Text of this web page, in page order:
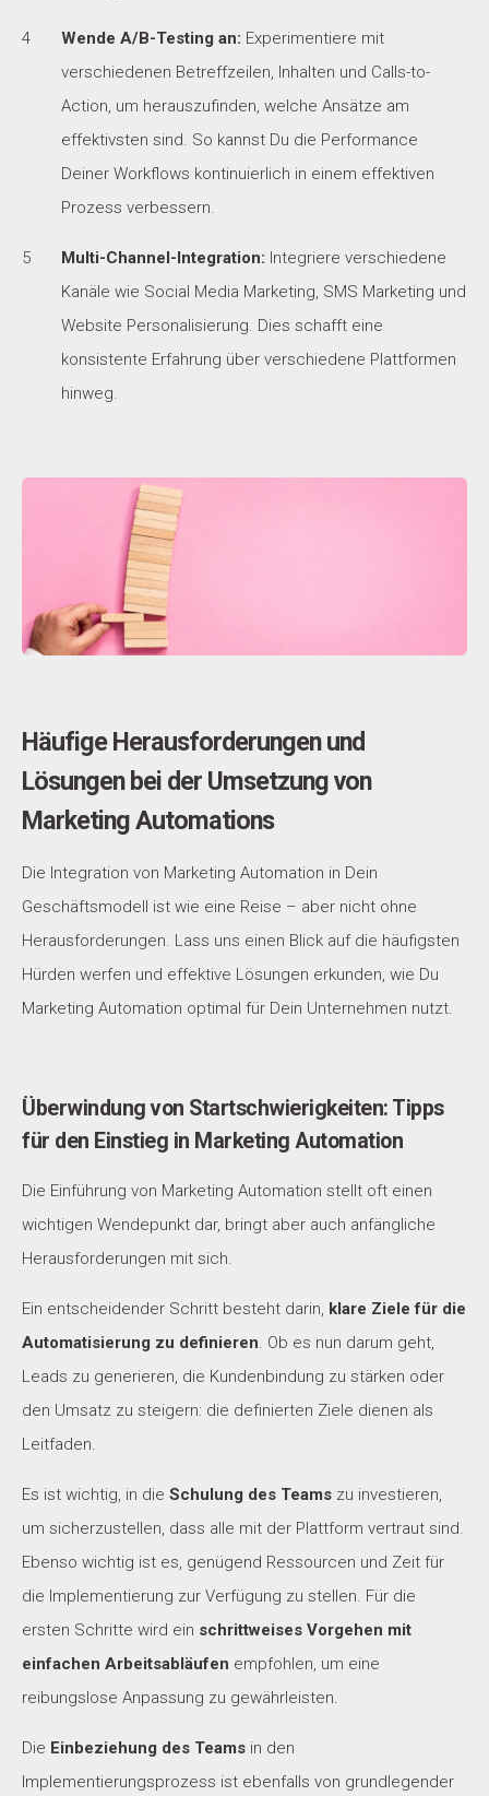
Wende A/B-Testing an: Experimentiere mit
verschiedenen Betreffzeilen, Inhalten und Calls-to-
Action, um herauszufinden, welche Ansätze am
effektivsten sind. So kannst Du die Performance
Deiner Workflows kontinuierlich in einem effektiven
Prozess verbessern.
Multi-Channel-Integration: Integriere verschiedene
Kanäle wie Social Media Marketing, SMS Marketing und
Website Personalisierung. Dies schafft eine
konsistente Erfahrung über verschiedene Plattformen
hinweg.
Häufige Herausforderungen und
Lösungen bei der Umsetzung von
Marketing Automations
Die Integration von Marketing Automation in Dein
Geschäftsmodell ist wie eine Reise – aber nicht ohne
Herausforderungen. Lass uns einen Blick auf die häufigsten
Hürden werfen und effektive Lösungen erkunden, wie Du
Marketing Automation optimal für Dein Unternehmen nutzt.
Überwindung von Startschwierigkeiten: Tipps
für den Einstieg in Marketing Automation
Die Einführung von Marketing Automation stellt oft einen
wichtigen Wendepunkt dar, bringt aber auch anfängliche
Herausforderungen mit sich.
Ein entscheidender Schritt besteht darin, klare Ziele für die
Automatisierung zu definieren. Ob es nun darum geht,
Leads zu generieren, die Kundenbindung zu stärken oder
den Umsatz zu steigern: die definierten Ziele dienen als
Leitfaden.
Es ist wichtig, in die Schulung des Teams zu investieren,
um sicherzustellen, dass alle mit der Plattform vertraut sind.
Ebenso wichtig ist es, genügend Ressourcen und Zeit für
die Implementierung zur Verfügung zu stellen. Für die
ersten Schritte wird ein schrittweises Vorgehen mit
einfachen Arbeitsabläufen empfohlen, um eine
reibungslose Anpassung zu gewährleisten.
Die Einbeziehung des Teams in den
Implementierungsprozess ist ebenfalls von grundlegender